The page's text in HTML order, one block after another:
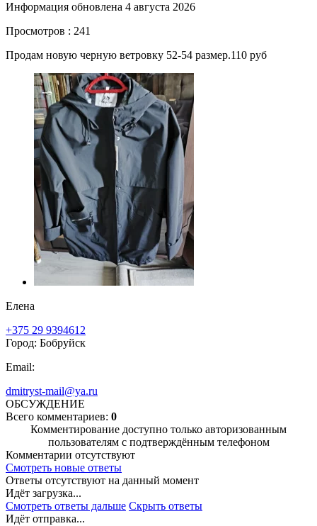
Информация обновлена 4 августа 2026
Просмотров : 241
Продам новую черную ветровку 52-54 размер.110 руб
Елена
+375 29 9394612
Город: Бобруйск
Email:
dmitryst-mail@ya.ru
ОБСУЖДЕНИЕ
Всего комментариев: 0
Комментирование доступно только авторизованным
пользователям с подтверждённым телефоном
Комментарии отсутствуют
Смотреть новые ответы
Ответы отсутствуют на данный момент
Идёт загрузка...
Смотреть ответы дальше Скрыть ответы
Идёт отправка...